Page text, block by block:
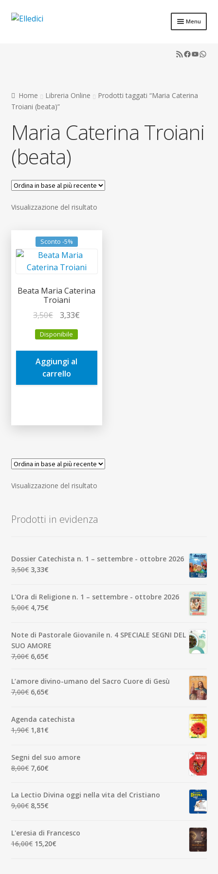
Vai
Vai
Menu
Sussidi
Riviste
Scuola
Contatti
Don Bosco
RSS FeedFacebook
Home Libreria Online
Prodotti taggati “Maria Caterina
Troiani (beata)”
Maria Caterina Troiani
(beata)
Visualizzazione del risultato
Sconto -5%
Beata Maria Caterina
Troiani
3,50€
prezzo
originale
era:
3,50€.
3,33€
è:
Disponibile
Aggiungi al
carrello
Visualizzazione del risultato
Prodotti in evidenza
Dossier Catechista n. 1 – settembre - ottobre 2026
3,50€ Il
era:
3,50€.
3,33€Il
è:
3,33€.
L'Ora di Religione n. 1 – settembre - ottobre 2026
5,00€ Il
era:
5,00€.
4,75€Il
è:
4,75€.
Note di Pastorale Giovanile n. 4 SPECIALE SEGNI DEL
SUO AMORE
7,00€ Il
originale
era:
7,00€.
6,65€Il
attuale
è:
L’amore divino-umano del Sacro Cuore di Gesù
7,00€ Il
era:
7,00€.
6,65€Il
è:
6,65€.
Agenda catechista
1,90€ Il
era:
1,90€.
1,81€Il
è:
1,81€.
Segni del suo amore
8,00€ Il
era:
8,00€.
7,60€Il
è:
7,60€.
La Lectio Divina oggi nella vita del Cristiano
9,00€ Il
era:
9,00€.
8,55€Il
è:
8,55€.
L'eresia di Francesco
16,00€ Il
15,20€Il